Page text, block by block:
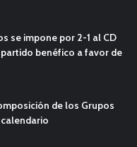
se impone por 2-1 al CD
benéfico a favor de
de los Grupos